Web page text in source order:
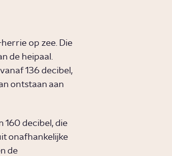
op zee. Die
de heipaal.
136 decibel,
ontstaan aan
160 decibel, die
onafhankelijke
de